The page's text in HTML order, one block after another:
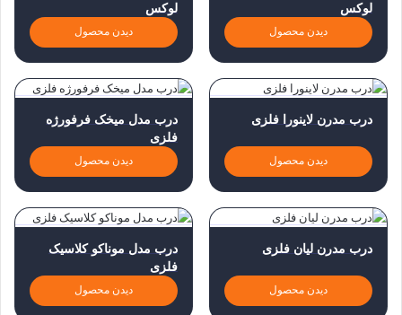
لوکس
دیدن محصول
لوکس
دیدن محصول
درب مدرن لاینورا فلزی
دیدن محصول
درب مدل میخک فرفورژه
فلزی
دیدن محصول
درب مدرن لیان فلزی
دیدن محصول
درب مدل موناکو کلاسیک
فلزی
دیدن محصول